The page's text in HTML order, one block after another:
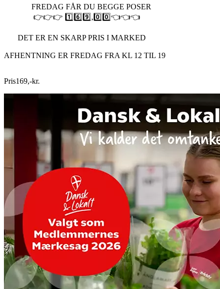
FREDAG FÅR DU BEGGE POSER
👉👉👉 1️⃣6️⃣9️⃣,0️⃣0️⃣👈👈👈
DET ER EN SKARP PRIS I MARKED
AFHENTNING ER FREDAG FRA KL 12 TIL 19
Pris169,-kr.